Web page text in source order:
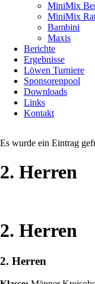
MiniMix
MiniMix
Bambini
Maxis
Berichte
Ergebnisse
Löwen Turniere
Sponsorenpool
Downloads
Links
Kontakt
Es wurde ein Eintrag
2. Herren
2. Herren
2. Herren